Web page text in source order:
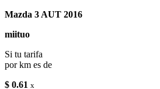
Mazda 3 AUT 2016
miituo
Si tu tarifa
por km es de
$ 0.61 x